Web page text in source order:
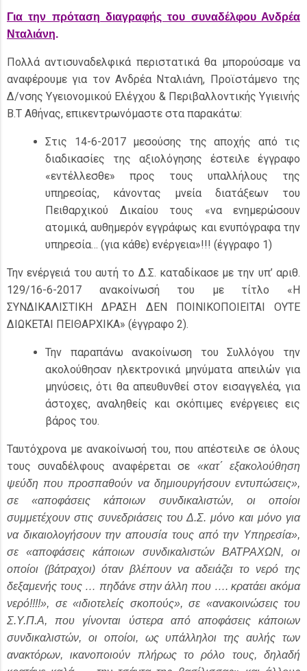
Για την πρόταση διαγραφής του συναδέλφου Ανδρέα
Νταλιάνη.
Πολλά αντισυναδελφικά περιστατικά θα μπορούσαμε να
αναφέρουμε για τον Ανδρέα Νταλιάνη, Προϊστάμενο της
Δ/νσης Υγειονομικού Ελέγχου & Περιβαλλοντικής Υγιεινής
Β.Τ Αθήνας, επικεντρωνόμαστε στα παρακάτω:
Στις 14-6-2017 μεσούσης της αποχής από τις
διαδικασίες της αξιολόγησης έστειλε έγγραφο
«εντέλλεσθε» προς τους υπαλλήλους της
υπηρεσίας, κάνοντας μνεία διατάξεων του
Πειθαρχικού Δικαίου τους «να ενημερώσουν
ατομικά, αυθημερόν εγγράφως και ενυπόγραφα την
υπηρεσία… (για κάθε) ενέργεια»!!! (έγγραφο 1)
Την ενέργειά του αυτή το Δ.Σ. καταδίκασε με την υπ’ αριθ.
129/16-6-2017 ανακοίνωσή του με τίτλο «Η
ΣΥΝΔΙΚΑΛΙΣΤΙΚΗ ΔΡΑΣΗ ΔΕΝ ΠΟΙΝΙΚΟΠΟΙΕΙΤΑΙ ΟΥΤΕ
ΔΙΩΚΕΤΑΙ ΠΕΙΘΑΡΧΙΚΑ» (έγγραφο 2).
Την παραπάνω ανακοίνωση του Συλλόγου την
ακολούθησαν ηλεκτρονικά μηνύματα απειλών για
μηνύσεις, ότι θα απευθυνθεί στον εισαγγελέα, για
άστοχες, αναληθείς και σκόπιμες ενέργειες εις
βάρος του.
Ταυτόχρονα με ανακοίνωσή του, που απέστειλε σε όλους
τους συναδέλφους αναφέρεται σε «κατ΄ εξακολούθηση
ψεύδη που προσπαθούν να δημιουργήσουν εντυπώσεις»,
σε «αποφάσεις κάποιων συνδικαλιστών, οι οποίοι
συμμετέχουν στις συνεδριάσεις του Δ.Σ. μόνο και μόνο για
να δικαιολογήσουν την απουσία τους από την Υπηρεσία»,
σε «αποφάσεις κάποιων συνδικαλιστών ΒΑΤΡΑΧΩΝ, οι
οποίοι (βάτραχοι) όταν βλέπουν να αδειάζει το νερό της
δεξαμενής τους … πηδάνε στην άλλη που …. κρατάει ακόμα
νερό!!!!», σε «ιδιοτελείς σκοπούς», σε «ανακοινώσεις του
Σ.Υ.Π.Α, που γίνονται ύστερα από αποφάσεις κάποιων
συνδικαλιστών, οι οποίοι, ως υπάλληλοι της αυλής των
ανακτόρων, ικανοποιούν πλήρως το ρόλο τους, δηλαδή